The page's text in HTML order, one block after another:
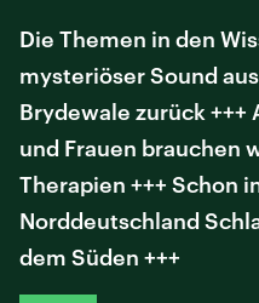
Die Themen in den
mysteriöser Sound
Brydewale zurück
und Frauen brauchen
Therapien +++ Schon
Norddeutschland
dem Süden +++